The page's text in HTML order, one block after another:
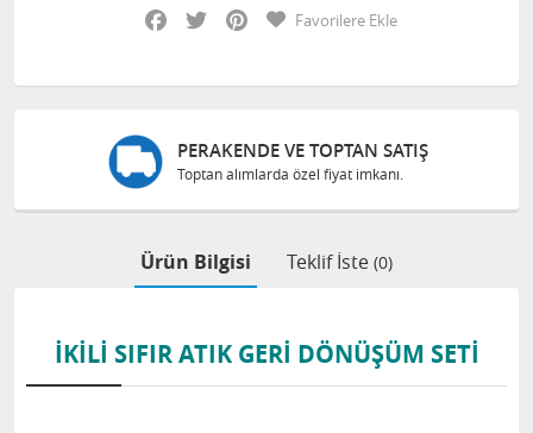
Facebook
Twitter PinterestFavorilere Ekle
PERAKENDE VE TOPTAN SATIŞ
Toptan alımlarda özel fiyat imkanı.
Ürün Bilgisi Teklif İste (0)
İKİLİ SIFIR ATIK GERİ DÖNÜŞÜM SETİ